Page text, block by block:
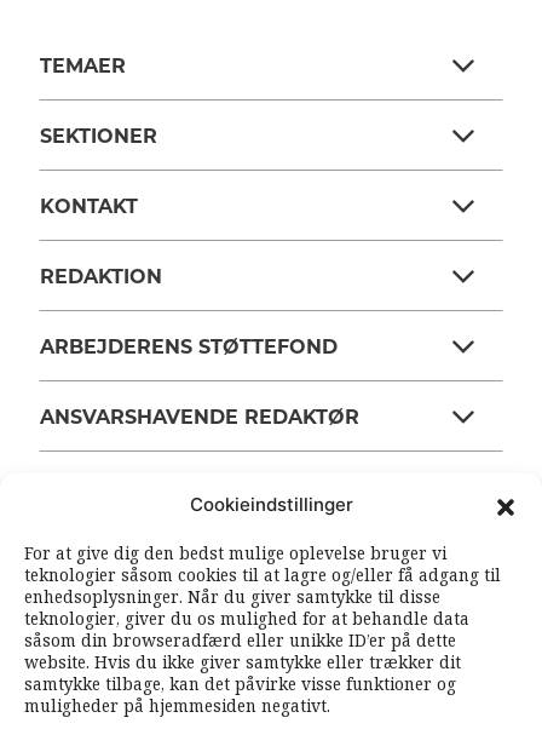
Cookieindstillinger
For at give dig den bedst mulige oplevelse bruger vi
teknologier såsom cookies til at lagre og/eller få adgang til
enhedsoplysninger. Når du giver samtykke til disse
teknologier, giver du os mulighed for at behandle data
såsom din browseradfærd eller unikke ID’er på dette
website. Hvis du ikke giver samtykke eller trækker dit
samtykke tilbage, kan det påvirke visse funktioner og
muligheder på hjemmesiden negativt.
TEMAER
SEKTIONER
KONTAKT
REDAKTION
ARBEJDERENS STØTTEFOND
ANSVARSHAVENDE REDAKTØR
OM ARBEJDEREN
SOUNDCLOUD RSS FEEDS
FØLG ARBEJDEREN
| |